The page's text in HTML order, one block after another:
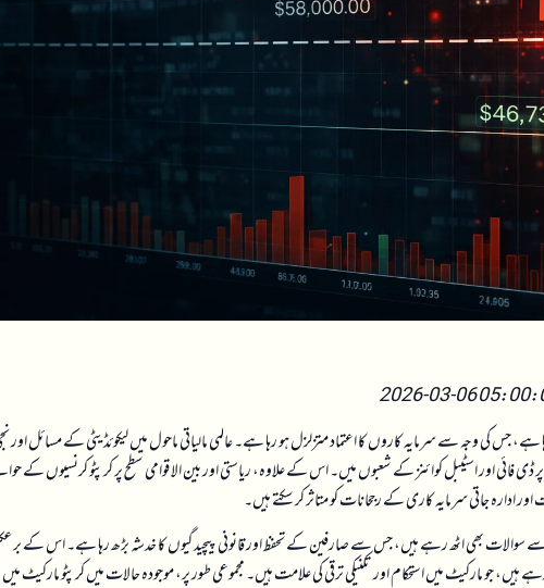
جس کی وجہ سے سرمایہ کاروں کا اعتماد متزلزل ہو رہا ہے۔ عالمی مالیاتی ماحول میں لیکوئڈیٹی کے مسائل اور
فائی اور اسٹیبل کوائنز کے شعبوں میں۔ اس کے علاوہ، ریاستی اور بین الاقوامی سطح پر کرپٹو کرنسیوں کے
جاتی سرمایہ کاری کے رجحانات کو متاثر کر سکتے ہیں۔
سوالات بھی اٹھ رہے ہیں، جس سے صارفین کے تحفظ اور قانونی پیچیدگیوں کا خدشہ بڑھ رہا ہے۔ اس کے
جو مارکیٹ میں استحکام اور تکنیکی ترقی کی علامت ہیں۔ مجموعی طور پر، موجودہ حالات میں کرپٹو مارکیٹ میں